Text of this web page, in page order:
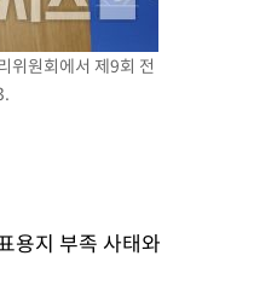
위원회에서 제9회 전
용지 부족 사태와